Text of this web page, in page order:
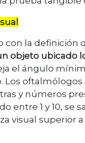
con la definición
objeto ubicado
el ángulo
Los
y números
entre 1 y 10, se
visual superior a